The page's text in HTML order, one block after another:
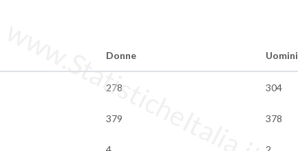
Donne Uomini
278 304
379 378
www.StatisticheItalia.it